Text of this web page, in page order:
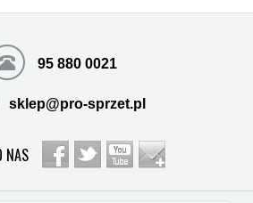
95 880 0021
sklep@pro-sprzet.pl
NAS